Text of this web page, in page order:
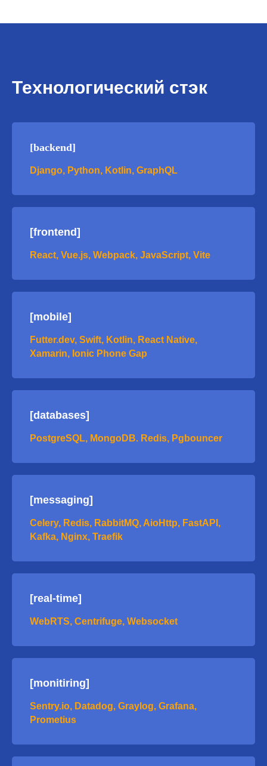
Технологический стэк
[backend]
Django, Python, Kotlin, GraphQL
[frontend]
React, Vue.js, Webpack, JavaScript, Vite
[mobile]
Futter.dev, Swift, Kotlin, React Native,
Xamarin, Ionic Phone Gap
[databases]
PostgreSQL, MongoDB. Redis, Pgbouncer
[messaging]
Celery, Redis, RabbitMQ, AioHttp, FastAPI,
Kafka, Nginx, Traefik
[real-time]
WebRTS, Centrifuge, Websocket
[monitiring]
Sentry.io, Datadog, Graylog, Grafana,
Prometius